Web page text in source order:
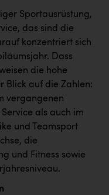
Sportausrüstung,
das sind die
konzentriert sich
Dass
die hohe
Blick auf die Zahlen:
vergangenen
als auch im
und Teamsport
die
und Fitness sowie